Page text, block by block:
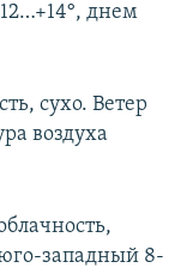
днем
сухо. Ветер
воздуха
западный 8-